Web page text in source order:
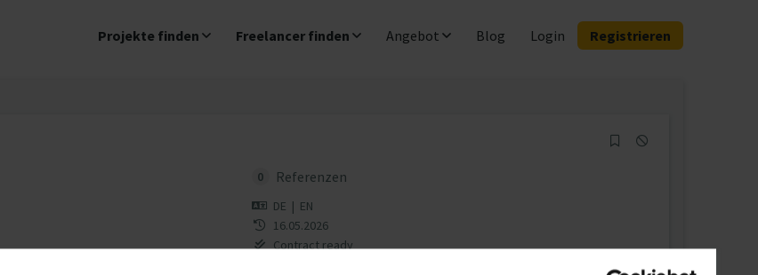
Projekte finden Freelancer finden Angebot Blog Login Registrieren
0 Referenzen
DE | EN
16.05.2026
Contract ready